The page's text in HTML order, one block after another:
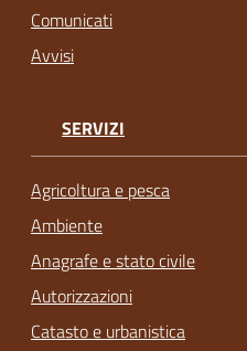
Comunicati
Avvisi
SERVIZI
Agricoltura e pesca
Ambiente
Anagrafe e stato civile
Autorizzazioni
Catasto e urbanistica